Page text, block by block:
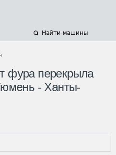
Найти машины
фура перекрыла
- Ханты-